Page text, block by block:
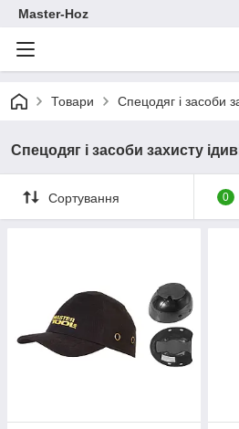
Master-Hoz
Товари Спецодяг і засоби
Спецодяг і засоби захисту
Сортування 0